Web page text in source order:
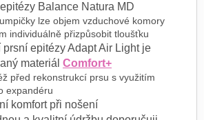
Balance Natura MD
lze objem vzduchové komory
individuálně přizpůsobit tloušťku
prsní epitézy Adapt Air Light je
materiál Comfort+
před rekonstrukcí prsu s využitím
expandéru
komfort při nošení